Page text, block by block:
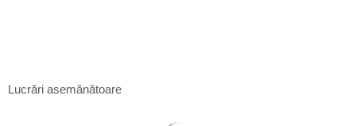
Lucrări asemănătoare